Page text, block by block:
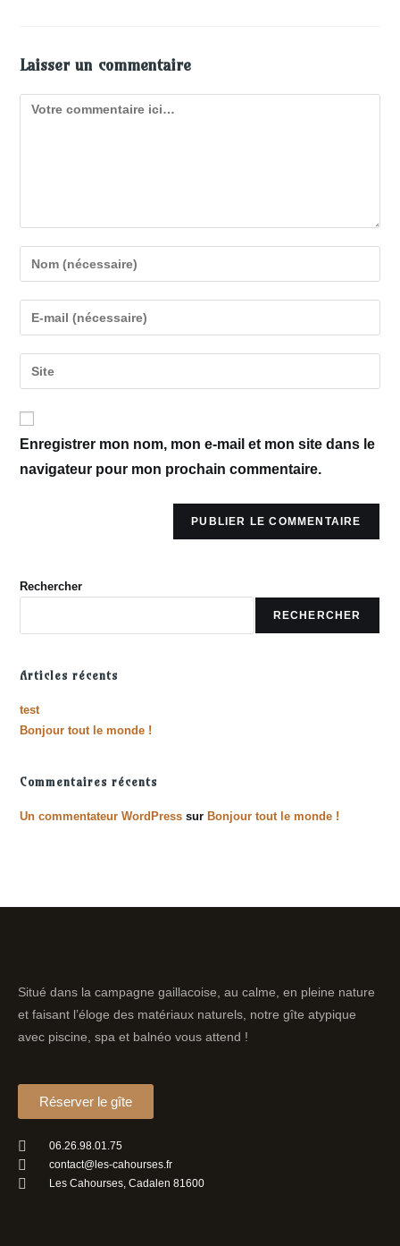
Laisser un commentaire
Enregistrer mon nom, mon e-mail et mon site dans le
navigateur pour mon prochain commentaire.
Rechercher
RECHERCHER
Articles récents
test
Bonjour tout le monde !
Commentaires récents
Un commentateur WordPress sur Bonjour tout le monde !
Situé dans la campagne gaillacoise, au calme, en pleine nature
et faisant l’éloge des matériaux naturels, notre gîte atypique
avec piscine, spa et balnéo vous attend !
Réserver le gîte
06.26.98.01.75
contact@les-cahourses.fr
Les Cahourses, Cadalen 81600